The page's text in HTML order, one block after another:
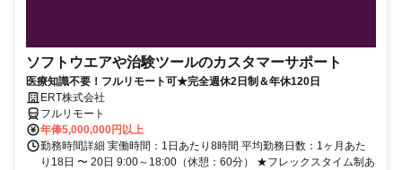
ソフトウエアや治験ツールのカスタマーサポート
医療知識不要！フルリモート可★完全週休2日制＆年休120日
ERT株式会社
フルリモート
年俸5,000,000円以上
勤務時間詳細 実働時間：1日あたり8時間 平均勤務日数：1ヶ月あた
り18日 〜 20日 9:00～18:00（休憩：60分） ★フレックスタイム制あ